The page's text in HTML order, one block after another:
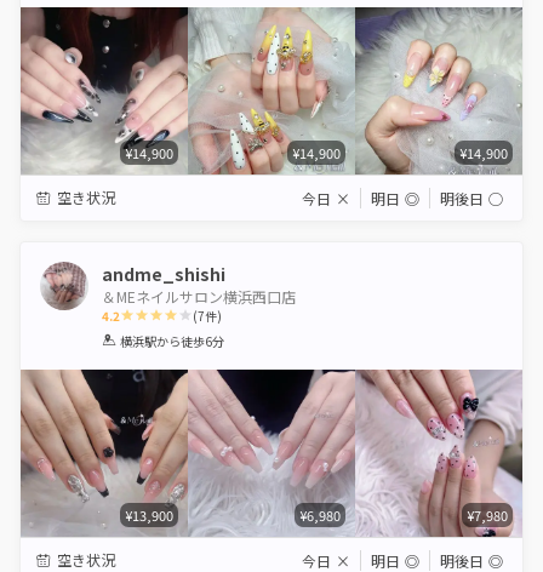
¥14,900 ¥14,900 ¥14,900
空き状況 今日 × 明日 ◎ 明後日 ◯
andme_shishi
＆MEネイルサロン横浜西口店
4.2
1 2 3 4 5
(7件)
横浜駅から徒歩6分
¥13,900 ¥6,980 ¥7,980
空き状況 今日 × 明日 ◎ 明後日 ◎